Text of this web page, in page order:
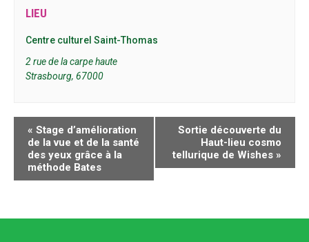
LIEU
Centre culturel Saint-Thomas
2 rue de la carpe haute
Strasbourg, 67000
NAVIGATION
ÉVÈNEMENT
« Stage d’amélioration
de la vue et de la santé
des yeux grâce à la
méthode Bates
Sortie découverte du
Haut-lieu cosmo
tellurique de Wishes »